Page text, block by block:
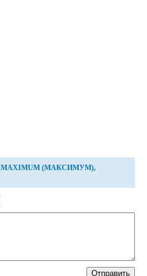
MAXIMUM (МАКСИМУМ),